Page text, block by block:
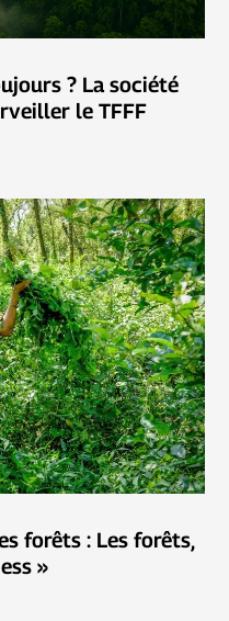
? La société
le TFFF
forêts : Les forêts,
»